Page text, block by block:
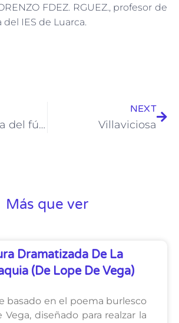
FDEZ. RGUEZ., profesor de
del IES de Luarca.
Una llamada del fútbol
NEXT
Villaviciosa
Más que ver
Dramatizada De La
(de Lope De Vega)
basado en el poema burlesco
Vega, diseñado para realzar la